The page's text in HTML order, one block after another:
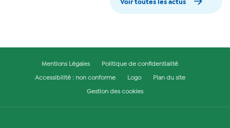
Voir toutes les actus
Mentions Légales Politique de confidentialité
Accessibilité : non conforme Logo Plan du site
Gestion des cookies